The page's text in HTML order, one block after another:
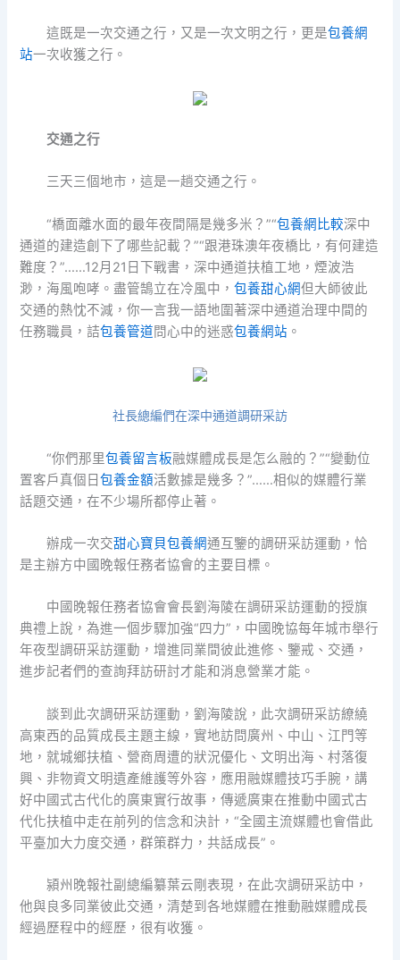
這既是一次交通之行，又是一次文明之行，更是包養網
站一次收獲之行。
交通之行
三天三個地市，這是一趟交通之行。
“橋面離水面的最年夜間隔是幾多米？”“包養網比較深中
通道的建造創下了哪些記載？”“跟港珠澳年夜橋比，有何建造
難度？”……12月21日下戰書，深中通道扶植工地，煙波浩
渺，海風咆哮。盡管鵠立在冷風中，包養甜心網但大師彼此
交通的熱忱不減，你一言我一語地圍著深中通道治理中間的
任務職員，詰包養管道問心中的迷惑包養網站 。
社長總編們在深中通道調研采訪
“你們那里包養留言板融媒體成長是怎么融的？”“變動位
置客戶真個日包養金額活數據是幾多？”……相似的媒體行業
話題交通，在不少場所都停止著。
辦成一次交甜心寶貝包養網通互鑒的調研采訪運動，恰
是主辦方中國晚報任務者協會的主要目標。
中國晚報任務者協會會長劉海陵在調研采訪運動的授旗
典禮上說，為進一個步驟加強“四力”，中國晚協每年城市舉行
年夜型調研采訪運動，增進同業間彼此進修、鑒戒、交通，
進步記者們的查詢拜訪研討才能和消息營業才能。
談到此次調研采訪運動，劉海陵說，此次調研采訪繚繞
高東西的品質成長主題主線，實地訪問廣州、中山、江門等
地，就城鄉扶植、營商周遭的狀況優化、文明出海、村落復
興、非物資文明遺產維護等外容，應用融媒體技巧手腕，講
好中國式古代化的廣東實行故事，傳遞廣東在推動中國式古
代化扶植中走在前列的信念和決計，“全國主流媒體也會借此
平臺加大力度交通，群策群力，共話成長”。
潁州晚報社副總編纂葉云剛表現，在此次調研采訪中，
他與良多同業彼此交通，清楚到各地媒體在推動融媒體成長
經過歷程中的經歷，很有收獲。